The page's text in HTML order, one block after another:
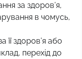
за здоров’я,
в чомусь,
здоров’я або
перехід до